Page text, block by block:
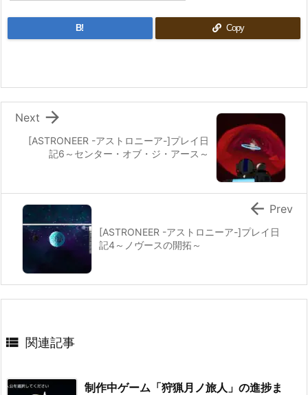
B! Copy
[ASTRONEER -アストロニーア-]プレイ日
記6～センター・オブ・ジ・アース～

Next
[ASTRONEER -アストロニーア-]プレイ日
記4～ノヴースの開拓～
 Prev
 関連記事
制作中ゲーム「狩猟月ノ旅人」の進捗ま